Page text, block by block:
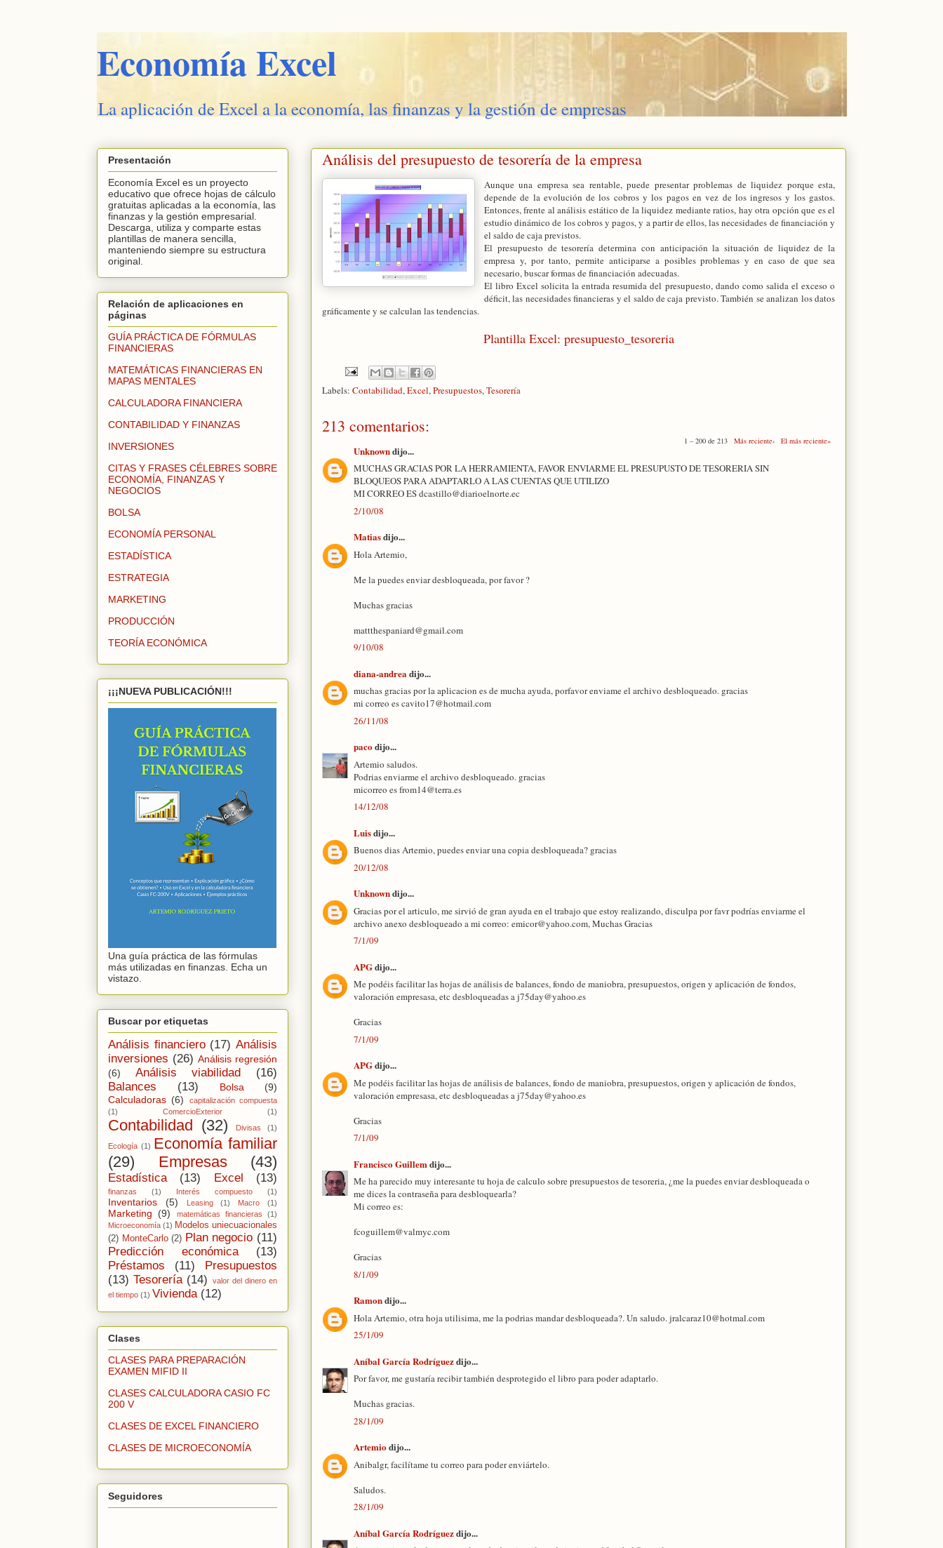
Economía Excel
La aplicación de Excel a la economía, las finanzas y la gestión de empresas
Análisis del presupuesto de tesorería de la empresa
Aunque una empresa sea rentable, puede presentar problemas de liquidez porque esta,
depende de la evolución de los cobros y los pagos en vez de los ingresos y los gastos.
Entonces, frente al análisis estático de la liquidez mediante ratios, hay otra opción que es el
estudio dinámico de los cobros y pagos, y a partir de ellos, las necesidades de financiación y
el saldo de caja previstos.
El presupuesto de tesorería determina con anticipación la situación de liquidez de la
empresa y, por tanto, permite anticiparse a posibles problemas y en caso de que sea
necesario, buscar formas de financiación adecuadas.
El libro Excel solicita la entrada resumida del presupuesto, dando como salida el exceso o
déficit, las necesidades financieras y el saldo de caja previsto. También se analizan los datos
gráficamente y se calculan las tendencias.
Plantilla Excel: presupuesto_tesoreria
Labels: Contabilidad, Excel, Presupuestos, Tesorería
213 comentarios:
1 – 200 de 213 Más reciente› El más reciente»
Unknowndijo...
MUCHAS GRACIAS POR LA HERRAMIENTA, FAVOR ENVIARME EL PRESUPUSTO DE TESORERIA SIN
BLOQUEOS PARA ADAPTARLO A LAS CUENTAS QUE UTILIZO
MI CORREO ES dcastillo@diarioelnorte.ec
2/10/08
Matiasdijo...
Hola Artemio,
Me la puedes enviar desbloqueada, por favor ?
Muchas gracias
mattthespaniard@gmail.com
9/10/08
diana-andrea dijo...
muchas gracias por la aplicacion es de mucha ayuda, porfavor enviame el archivo desbloqueado. gracias
mi correo es cavito17@hotmail.com
26/11/08
pacodijo...
Artemio saludos.
Podrias enviarme el archivo desbloqueado. gracias
micorreo es from14@terra.es
14/12/08
Luisdijo...
Buenos dias Artemio, puedes enviar una copia desbloqueada? gracias
20/12/08
Unknowndijo...
Gracias por el articulo, me sirvió de gran ayuda en el trabajo que estoy realizando, disculpa por favr podrías enviarme el
archivo anexo desbloqueado a mi correo: emicor@yahoo.com, Muchas Gracias
7/1/09
APGdijo...
Me podéis facilitar las hojas de análisis de balances, fondo de maniobra, presupuestos, origen y aplicación de fondos,
valoración empresasa, etc desbloqueadas a j75day@yahoo.es
Gracias
7/1/09
APGdijo...
Me podéis facilitar las hojas de análisis de balances, fondo de maniobra, presupuestos, origen y aplicación de fondos,
valoración empresasa, etc desbloqueadas a j75day@yahoo.es
Gracias
7/1/09
Francisco Guillem dijo...
Me ha parecido muy interesante tu hoja de calculo sobre presupuestos de tesoreria, ¿me la puedes enviar desbloqueada o
me dices la contraseña para desbloquearla?
Mi correo es:
fcoguillem@valmyc.com
Gracias
8/1/09
Ramondijo...
Hola Artemio, otra hoja utilisima, me la podrias mandar desbloqueada?. Un saludo. jralcaraz10@hotmal.com
25/1/09
Aníbal García Rodríguezdijo...
Por favor, me gustaría recibir también desprotegido el libro para poder adaptarlo.
Muchas gracias.
28/1/09
Artemiodijo...
Anibalgr, facilítame tu correo para poder enviártelo.
Saludos.
28/1/09
Aníbal García Rodríguezdijo...
Presentación
Economía Excel es un proyecto
educativo que ofrece hojas de cálculo
gratuitas aplicadas a la economía, las
finanzas y la gestión empresarial.
Descarga, utiliza y comparte estas
plantillas de manera sencilla,
manteniendo siempre su estructura
original.
Relación de aplicaciones en
páginas
GUÍA PRÁCTICA DE FÓRMULAS
FINANCIERAS
MATEMÁTICAS FINANCIERAS EN
MAPAS MENTALES
CALCULADORA FINANCIERA
CONTABILIDAD Y FINANZAS
INVERSIONES
CITAS Y FRASES CÉLEBRES SOBRE
ECONOMÍA, FINANZAS Y
NEGOCIOS
BOLSA
ECONOMÍA PERSONAL
ESTADÍSTICA
ESTRATEGIA
MARKETING
PRODUCCIÓN
TEORÍA ECONÓMICA
¡¡¡NUEVA PUBLICACIÓN!!!
Una guía práctica de las fórmulas
más utilizadas en finanzas. Echa un
vistazo.
Buscar por etiquetas
Análisis financiero (17) Análisis
inversiones (26) Análisis regresión
(6)
Análisis viabilidad
(16)
Balances
(13) Bolsa
(9)
Calculadoras (6)
capitalización compuesta
(1)
ComercioExterior (1)
Contabilidad (32) Divisas (1)
Ecología (1) Economía familiar
(29)
Empresas (43)
Estadística (13) Excel (13)
finanzas (1) Interés compuesto (1)
Inventarios (5) Leasing (1) Macro (1)
Marketing (9) matemáticas financieras
(1)
Microeconomía (1) Modelos uniecuacionales
(2) MonteCarlo (2) Plan negocio (11)
Predicción económica
(13)
Préstamos
(11)
Presupuestos
(13) Tesorería (14)
valor del dinero en
el tiempo (1) Vivienda (12)
Clases
CLASES PARA PREPARACIÓN
EXAMEN MIFID II
CLASES CALCULADORA CASIO FC
200 V
CLASES DE EXCEL FINANCIERO
CLASES DE MICROECONOMÍA
Seguidores